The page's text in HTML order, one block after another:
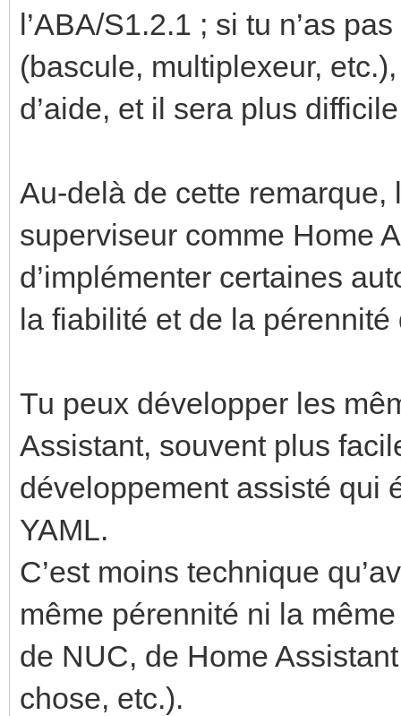
l’ABA/S1.2.1 ; si tu n’as
(bascule, multiplexeur,
d’aide, et il sera plus
Au-delà de cette remarque,
superviseur comme Home
d’implémenter certaines
la fiabilité et de la pérennité
Tu peux développer les
Assistant, souvent plus
développement assisté qui
YAML.
C’est moins technique
même pérennité ni la
de NUC, de Home
chose, etc.).